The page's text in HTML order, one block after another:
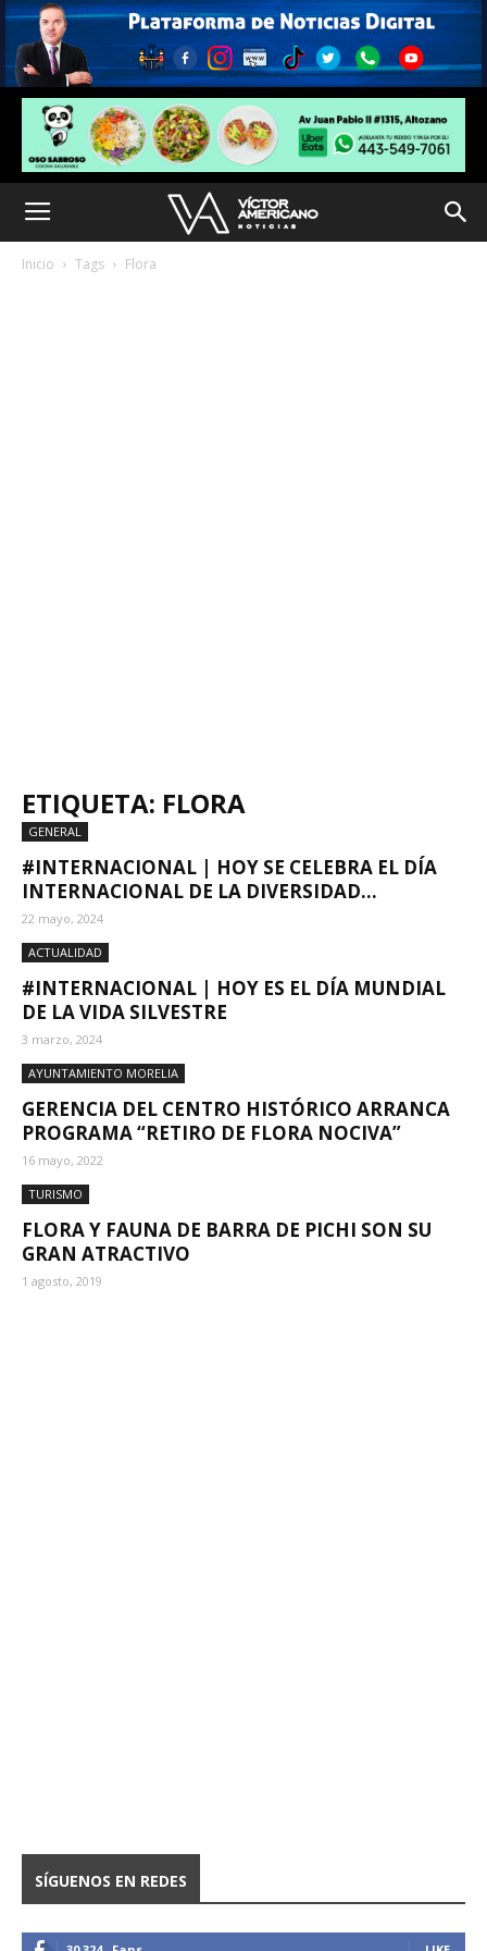
Inicio Tags Flora
ETIQUETA: FLORA
GENERAL
#INTERNACIONAL | HOY SE CELEBRA EL DÍA
INTERNACIONAL DE LA DIVERSIDAD...
22 mayo, 2024
ACTUALIDAD
#INTERNACIONAL | HOY ES EL DÍA MUNDIAL
DE LA VIDA SILVESTRE
3 marzo, 2024
AYUNTAMIENTO MORELIA
GERENCIA DEL CENTRO HISTÓRICO ARRANCA
PROGRAMA “RETIRO DE FLORA NOCIVA”
16 mayo, 2022
TURISMO
FLORA Y FAUNA DE BARRA DE PICHI SON SU
GRAN ATRACTIVO
1 agosto, 2019
SÍGUENOS EN REDES